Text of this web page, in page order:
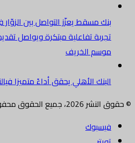
بنك مسقط يعزّز التواصل بين
تجربة تفاعلية مبتكرة ويواصل
موسم الخريف
البنك الأهلي يحقق أداءً متميزا
© حقوق النشر 2026، جميع الحقوق محفوظة |
فيسبوك